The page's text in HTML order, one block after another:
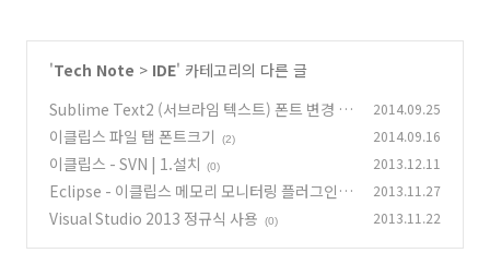
'Tech Note > IDE' 카테고리의 다른 글
Sublime Text2 (서브라임 텍스트) 폰트 변경
(0)
2014.09.25
이클립스 파일 탭 폰트크기 (2) 2014.09.16
이클립스 - SVN | 1.설치 (0) 2013.12.11
Eclipse - 이클립스 메모리 모니터링 플러그인
(0)
2013.11.27
Visual Studio 2013 정규식 사용 (0) 2013.11.22